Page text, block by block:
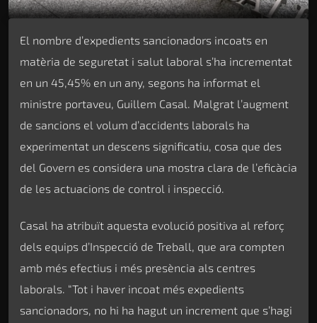
El nombre d’expedients sancionadors incoats en
matèria de seguretat i salut laboral s’ha incrementat
en un 45,45% en un any, segons ha informat el
ministre portaveu, Guillem Casal. Malgrat l’augment
de sancions el volum d’accidents laborals ha
experimentat un descens significatiu, cosa que des
del Govern es considera una mostra clara de l’eficàcia
de les actuacions de control i inspecció.
Casal ha atribuït aquesta evolució positiva al reforç
dels equips d’Inspecció de Treball, que ara compten
amb més efectius i més presència als centres
laborals. “Tot i haver incoat més expedients
sancionadors, no hi ha hagut un increment que s’hagi